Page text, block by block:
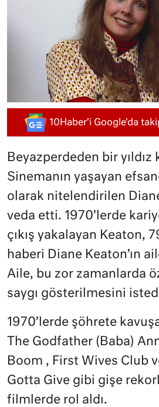
10Haber'i Google'da
Beyazperdeden bir yıldız
Sinemanın yaşayan
olarak nitelendirilen
veda etti. 1970’lerde
çıkış yakalayan Keaton,
haberi Diane Keaton’ın
Aile, bu zor zamanlarda
saygı gösterilmesini
1970’lerde şöhrete
The Godfather (Baba)
Boom , First Wives Club
Gotta Give gibi gişe
filmlerde rol aldı.